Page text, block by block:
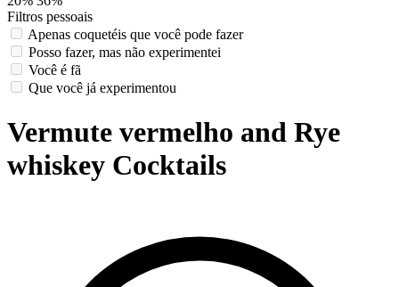
Filtros pessoais
Apenas coquetéis que você pode fazer
Posso fazer, mas não experimentei
Você é fã
Que você já experimentou
Vermute vermelho and Rye
whiskey Cocktails